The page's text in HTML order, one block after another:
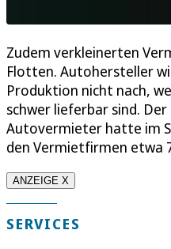
Zudem verkleinerten
Flotten. Autohersteller
Produktion nicht nach,
schwer lieferbar sind.
Autovermieter hatte im
den Vermietfirmen etwa
ANZEIGE X
SERVICES